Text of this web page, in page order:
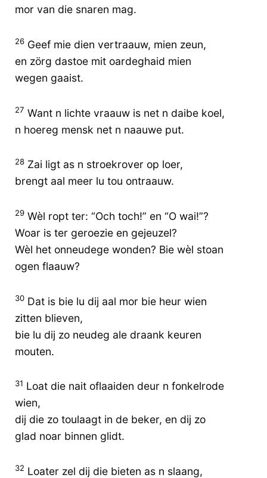
mor van die snaren mag.
26 Geef mie dien vertraauw, mien zeun,
en zörg dastoe mit oardeghaid mien
wegen gaaist.
27 Want n lichte vraauw is net n daibe koel,
n hoereg mensk net n naauwe put.
28 Zai ligt as n stroekrover op loer,
brengt aal meer lu tou ontraauw.
29 Wèl ropt ter: “Och toch!” en “O wai!”?
Woar is ter geroezie en gejeuzel?
Wèl het onneudege wonden? Bie wèl stoan
ogen flaauw?
30 Dat is bie lu dij aal mor bie heur wien
zitten blieven,
bie lu dij zo neudeg ale draank keuren
mouten.
31 Loat die nait oflaaiden deur n fonkelrode
wien,
dij die zo toulaagt in de beker, en dij zo
glad noar binnen glidt.
32 Loater zel dij die bieten as n slaang,